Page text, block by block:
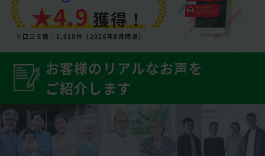
★4.9獲得！
※口コミ数：1,610件（2026年8月時点）
お客様のリアルなお声を
ご紹介します